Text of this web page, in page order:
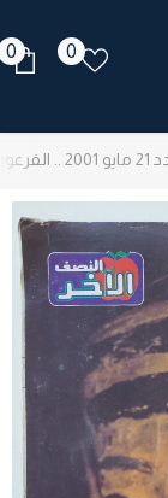
0قوائم
الرغبات
0
0